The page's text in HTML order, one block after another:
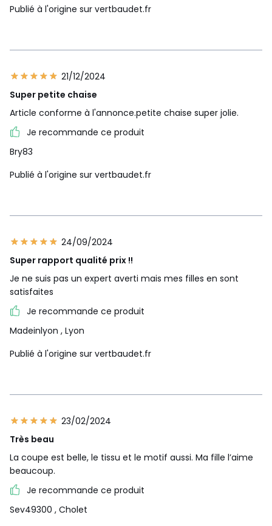
Publié à l'origine sur vertbaudet.fr
21/12/2024
Super petite chaise
Article conforme à l'annonce.petite chaise super jolie.
Je recommande ce produit
Bry83
Publié à l'origine sur vertbaudet.fr
24/09/2024
Super rapport qualité prix !!
Je ne suis pas un expert averti mais mes filles en sont
satisfaites
Je recommande ce produit
Madeinlyon , Lyon
Publié à l'origine sur vertbaudet.fr
23/02/2024
Très beau
La coupe est belle, le tissu et le motif aussi. Ma fille l’aime
beaucoup.
Je recommande ce produit
Sev49300 , Cholet